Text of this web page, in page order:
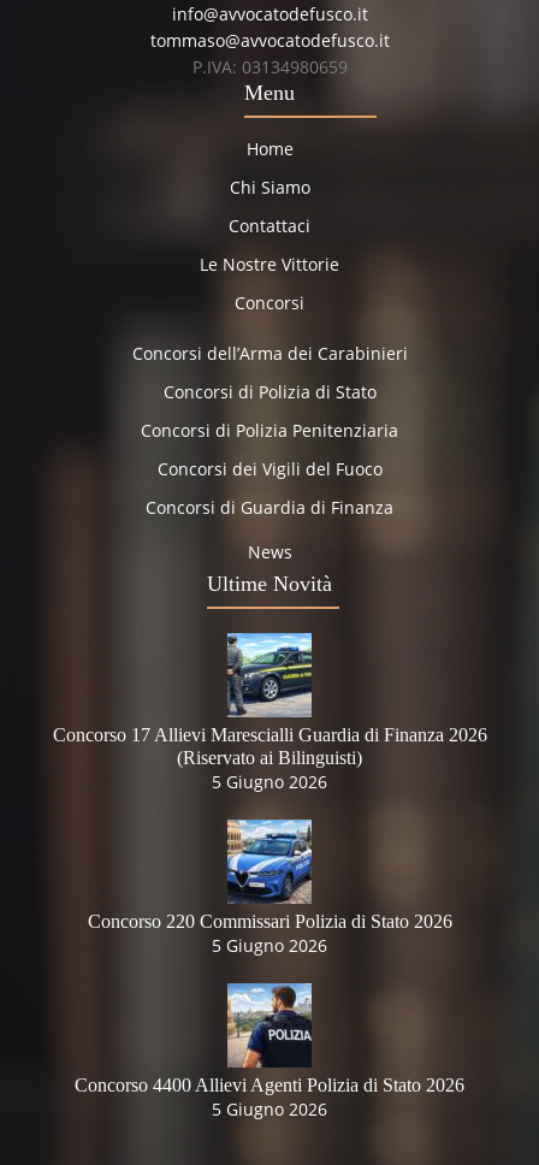
info@avvocatodefusco.it
tommaso@avvocatodefusco.it
P.IVA: 03134980659
Menu
Home
Chi Siamo
Contattaci
Le Nostre Vittorie
Concorsi
Concorsi dell’Arma dei Carabinieri
Concorsi di Polizia di Stato
Concorsi di Polizia Penitenziaria
Concorsi dei Vigili del Fuoco
Concorsi di Guardia di Finanza
News
Ultime Novità
Concorso 17 Allievi Marescialli Guardia di Finanza 2026
(Riservato ai Bilinguisti)
5 Giugno 2026
Concorso 220 Commissari Polizia di Stato 2026
5 Giugno 2026
Concorso 4400 Allievi Agenti Polizia di Stato 2026
5 Giugno 2026